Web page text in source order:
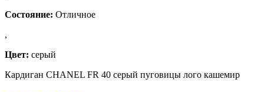
Состояние: Отличное
,
Цвет: серый
Кардиган CHANEL FR 40 серый пуговицы лого кашемир